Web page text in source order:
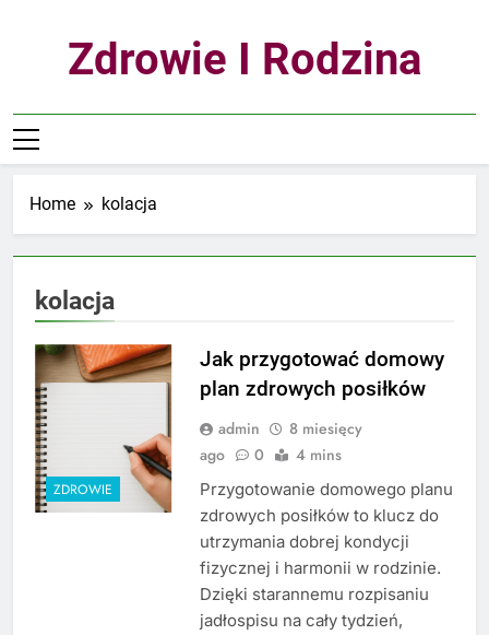
Zdrowie I Rodzina
Home kolacja
kolacja
ZDROWIE
Jak przygotować domowy
plan zdrowych posiłków
admin
8 miesięcy
ago
0 4 mins
Przygotowanie domowego planu
zdrowych posiłków to klucz do
utrzymania dobrej kondycji
fizycznej i harmonii w rodzinie.
Dzięki starannemu rozpisaniu
jadłospisu na cały tydzień,